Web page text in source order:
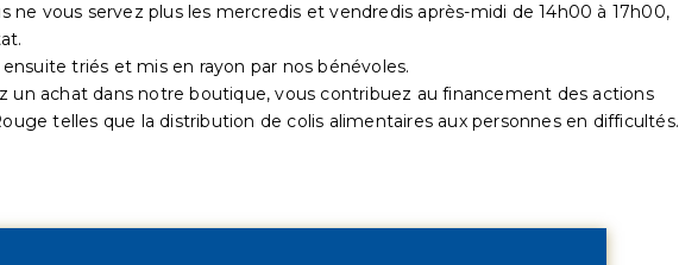
ne vous servez plus les mercredis et vendredis après-midi de 14h00 à 17h00,
triés et mis en rayon par nos bénévoles.
un achat dans notre boutique, vous contribuez au financement des actions
telles que la distribution de colis alimentaires aux personnes en difficultés.